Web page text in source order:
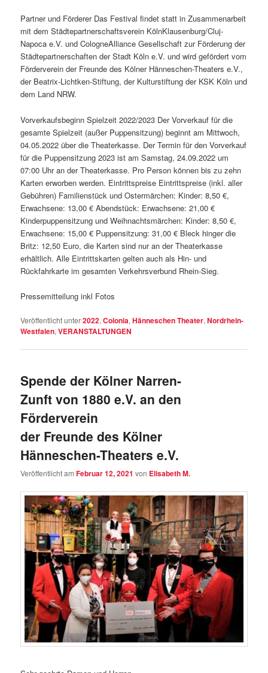
Partner und Förderer Das Festival findet statt in Zusammenarbeit
mit dem Städtepartnerschaftsverein KölnKlausenburg/Cluj-
Napoca e.V. und CologneAlliance Gesellschaft zur Förderung der
Städtepartnerschaften der Stadt Köln e.V. und wird gefördert vom
Förderverein der Freunde des Kölner Hänneschen-Theaters e.V.,
der Beatrix-Lichtken-Stiftung, der Kulturstiftung der KSK Köln und
dem Land NRW.
Vorverkaufsbeginn Spielzeit 2022/2023 Der Vorverkauf für die
gesamte Spielzeit (außer Puppensitzung) beginnt am Mittwoch,
04.05.2022 über die Theaterkasse. Der Termin für den Vorverkauf
für die Puppensitzung 2023 ist am Samstag, 24.09.2022 um
07:00 Uhr an der Theaterkasse. Pro Person können bis zu zehn
Karten erworben werden. Eintrittspreise Eintrittspreise (inkl. aller
Gebühren) Familienstück und Ostermärchen: Kinder: 8,50 €,
Erwachsene: 13,00 € Abendstück: Erwachsene: 21,00 €
Kinderpuppensitzung und Weihnachtsmärchen: Kinder: 8,50 €,
Erwachsene: 15,00 € Puppensitzung: 31,00 € Bleck hinger die
Britz: 12,50 Euro, die Karten sind nur an der Theaterkasse
erhältlich. Alle Eintrittskarten gelten auch als Hin- und
Rückfahrkarte im gesamten Verkehrsverbund Rhein-Sieg.
Pressemitteilung inkl Fotos
Veröffentlicht unter2022,Colonia,Hänneschen Theater,Nordrhein-
Westfalen,VERANSTALTUNGEN
Spende der Kölner Narren-
Zunft von 1880 e.V. an den
Förderverein
der Freunde des Kölner
Hänneschen-Theaters e.V.
Veröffentlicht amFebruar 12, 2021 von Elisabeth M.